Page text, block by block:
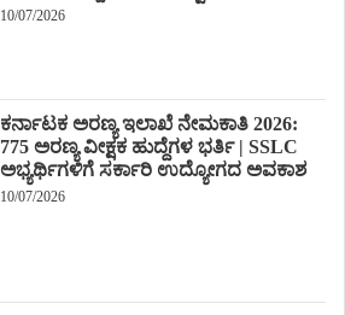
10/07/2026
ಕರ್ನಾಟಕ ಅರಣ್ಯ ಇಲಾಖೆ ನೇಮಕಾತಿ 2026:
775 ಅರಣ್ಯ ವೀಕ್ಷಕ ಹುದ್ದೆಗಳ ಭರ್ತಿ | SSLC
ಅಭ್ಯರ್ಥಿಗಳಿಗೆ ಸರ್ಕಾರಿ ಉದ್ಯೋಗದ ಅವಕಾಶ
10/07/2026